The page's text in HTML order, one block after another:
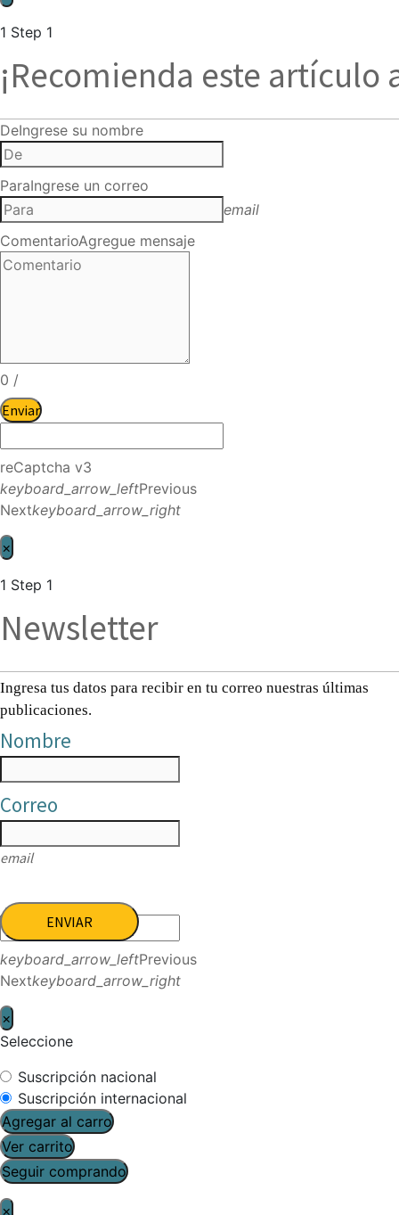
1 Step 1
¡Recomienda este artículo
DeIngrese su nombre
ParaIngrese un correo
email
ComentarioAgregue mensaje
0 /
Enviar
reCaptcha v3
keyboard_arrow_leftPrevious
Nextkeyboard_arrow_right
×
1 Step 1
Newsletter
Ingresa tus datos para recibir en tu correo nuestras últimas
publicaciones.
Nombre
Correo
email
ENVIAR
keyboard_arrow_leftPrevious
Nextkeyboard_arrow_right
×
Seleccione
Suscripción nacional
Suscripción internacional
Agregar al carro
Ver carrito
Seguir comprando
×